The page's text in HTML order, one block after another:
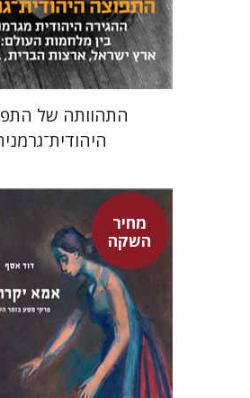
מחיר השקה
$34
$24
התהוותה של
מחיר
השקהדוד אסף